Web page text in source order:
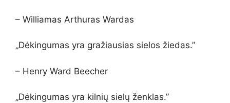
– Williamas Arthuras Wardas
„Dėkingumas yra gražiausias sielos žiedas.”
– Henry Ward Beecher
„Dėkingumas yra kilnių sielų ženklas.”